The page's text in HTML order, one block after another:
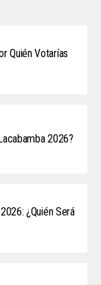
Quién Votarías
2026?
¿Quién Será